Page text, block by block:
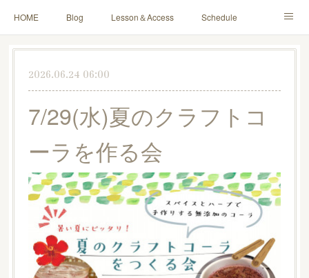
HOME Blog Lesson＆Access Schedule
Yoga for Mama＆Baby About Contact
2026.06.24 06:00
7/29(水)夏のクラフトコ
ーラを作る会